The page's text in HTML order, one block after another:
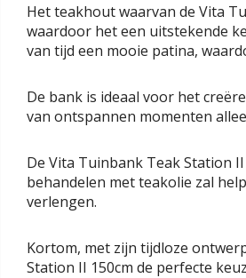
Het teakhout waarvan de Vita
waardoor het een uitstekende
van tijd een mooie patina,
De bank is ideaal voor het
van ontspannen momenten
De Vita Tuinbank Teak Station
behandelen met teakolie zal
verlengen.
Kortom, met zijn tijdloze
Station II 150cm de perfecte